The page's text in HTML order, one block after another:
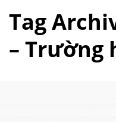
Tag
– Trường